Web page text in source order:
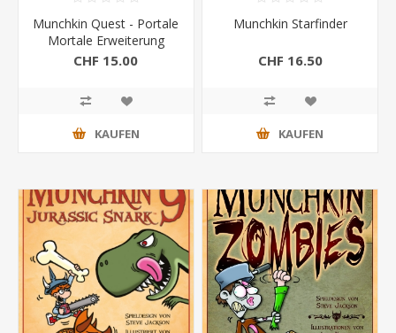
Munchkin Quest - Portale
Mortale Erweiterung
CHF 15.00
KAUFEN
Munchkin Starfinder
CHF 16.50
KAUFEN